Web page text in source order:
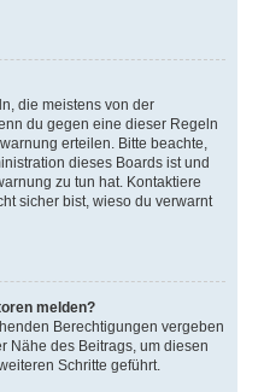
die meistens von der
du gegen eine dieser Regeln
erteilen. Bitte beachte,
dieses Boards ist und
zu tun hat. Kontaktiere
sicher bist, wieso du verwarnt
melden?
Berechtigungen vergeben
Nähe des Beitrags, um diesen
Schritte geführt.